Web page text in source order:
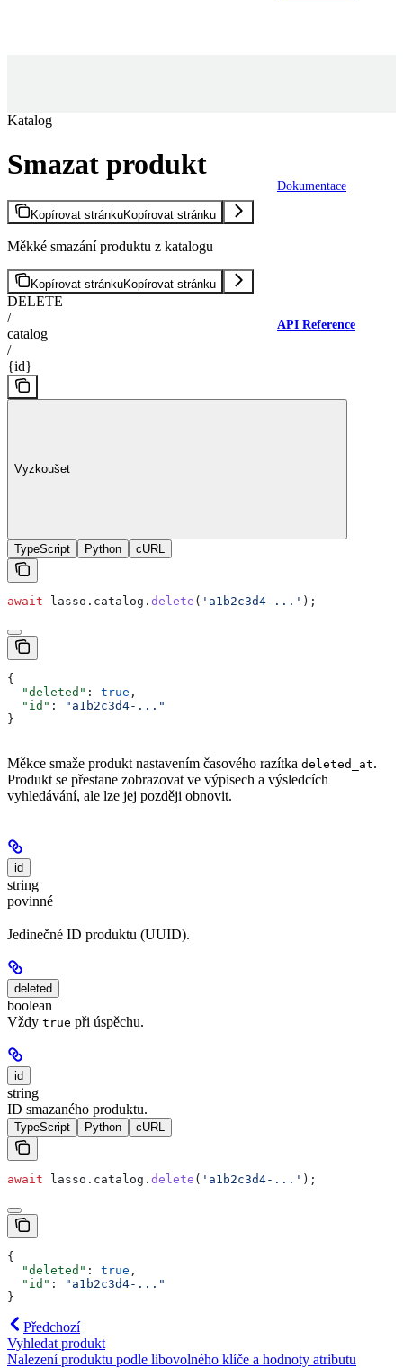
Dokumentace
API Reference
Katalog
Smazat produkt
Kopírovat stránkuKopírovat stránku
Měkké smazání produktu z katalogu
Kopírovat stránkuKopírovat stránku
DELETE
/
catalog
/
{id}
Vyzkoušet
TypeScript Python cURL
await lasso . catalog . delete ( 'a1b2c3d4-...' );
{
  "deleted"
: true ,
  "id"
:
"a1b2c3d4-..."
}
Měkce smaže produkt nastavením časového razítka deleted_at.
Produkt se přestane zobrazovat ve výpisech a výsledcích
vyhledávání, ale lze jej později obnovit.
id
string
povinné
Jedinečné ID produktu (UUID).
deleted
boolean
Vždy true při úspěchu.
id
string
ID smazaného produktu.
TypeScript Python cURL
await lasso . catalog . delete ( 'a1b2c3d4-...' );
{
  "deleted"
: true ,
  "id"
:
"a1b2c3d4-..."
}
Předchozí
Vyhledat produkt
Nalezení produktu podle libovolného klíče a hodnoty atributu